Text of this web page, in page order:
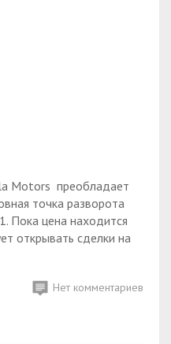
Motors преобладает
точка разворота
Пока цена находится
открывать сделки на
Нет комментариев